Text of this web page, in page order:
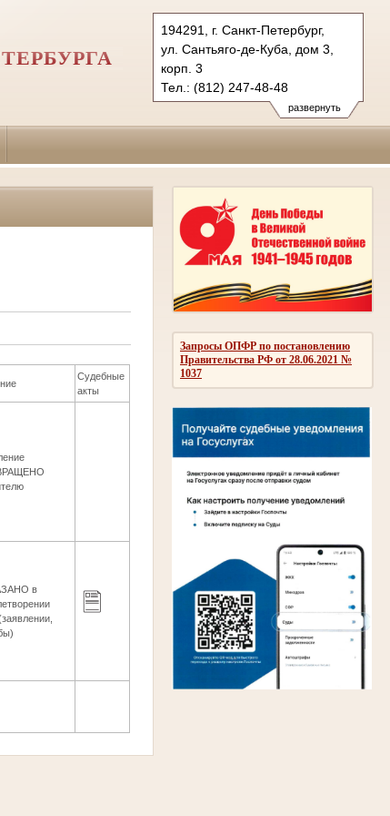
развернуть
194291, г. Санкт-Петербург,
ул. Сантьяго-де-Куба, дом 3,
корп. 3
Тел.: (812) 247-48-48
247-48-03
247-48-04 (приемн.)
Запросы ОПФР по постановлению
Правительства РФ от 28.06.2021 №
1037
Судебные
акты
в